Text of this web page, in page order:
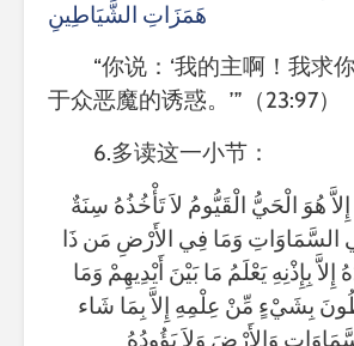
هَمَزَاتِ الشَّيَاطِينِ
“你说：‘我的主啊！我求
于众恶魔的诱惑。’”（23:97）
6.多读这一小节：
إِلاَّ هُوَ الْحَيُّ الْقَيُّومُ لاَ تَأْخُذُهُ سِنَةٌ
السَّمَاوَاتِ وَمَا فِي الأَرْضِ مَن ذَا
بِإِذْنِهِ يَعْلَمُ مَا بَيْنَ أَيْدِيهِمْ وَمَا
بِشَيْءٍ مِّنْ عِلْمِهِ إِلاَّ بِمَا شَاء
وَالأَرْضَ وَلاَ يَؤُودُهُ